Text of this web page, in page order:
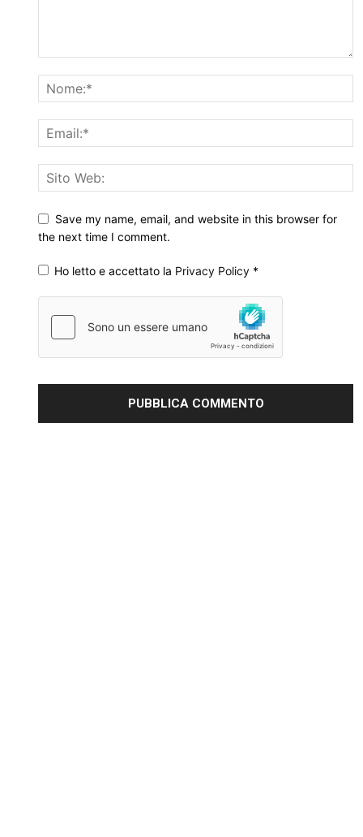
Save my name, email, and website in this browser for
the next time I comment.
Ho letto e accettato la Privacy Policy *